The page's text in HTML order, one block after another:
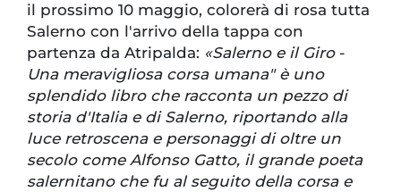
il prossimo 10 maggio, colorerà di rosa tutta
Salerno con l'arrivo della tappa con
partenza da Atripalda: «Salerno e il Giro-
Una meravigliosa corsa umana" è uno
splendido libro che racconta un pezzo di
storia d'Italia e di Salerno, riportando alla
luce retroscena e personaggi di oltre un
secolo come Alfonso Gatto, il grande poeta
salernitano che fu al seguito della corsa e